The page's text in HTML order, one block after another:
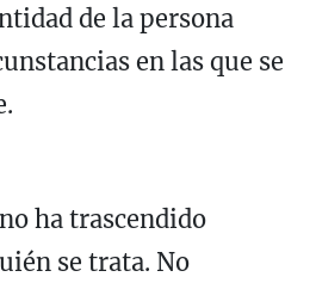
de la persona
en las que se
ha trascendido
se trata. No